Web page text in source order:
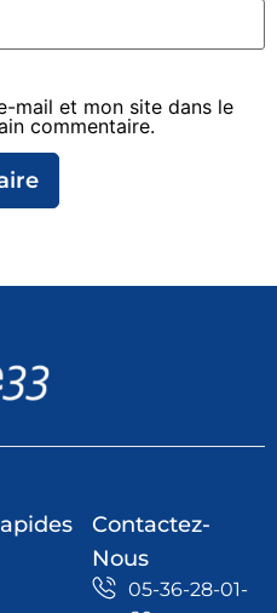
mail et mon site dans le
commentaire.
Contactez-
Nous
05-36-28-01-